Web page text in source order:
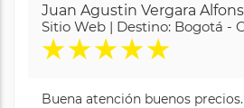
Juan Agustin Vergara
Sitio Web | Destino: Bogotá -
★★★★★
Buena atención buenos precios.